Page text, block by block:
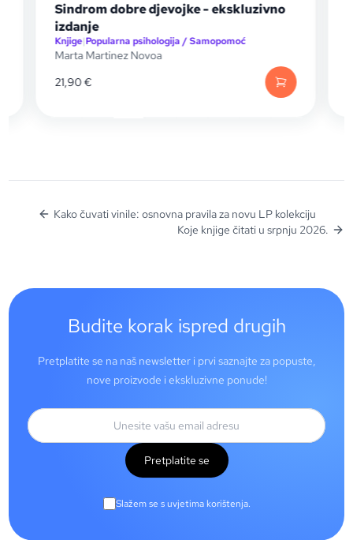
- ekskluzivno
Samopomoć
Tisuću poljubaca -
Knjige|Knjige za mlade
Kako čuvati vinile: osnovna pravila za novu LP kolekciju
Koje knjige čitati u srpnju 2026.
Budite korak ispred drugih
Pretplatite se na naš newsletter i prvi saznajte za popuste,
nove proizvode i ekskluzivne ponude!
Pretplatite se
Slažem se s uvjetima korištenja.